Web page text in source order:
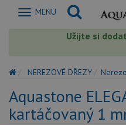
Zobrazit
MENU
Užijte si
NEREZOVÉ DŘEZY
Aquastone
kartáčovaný 1